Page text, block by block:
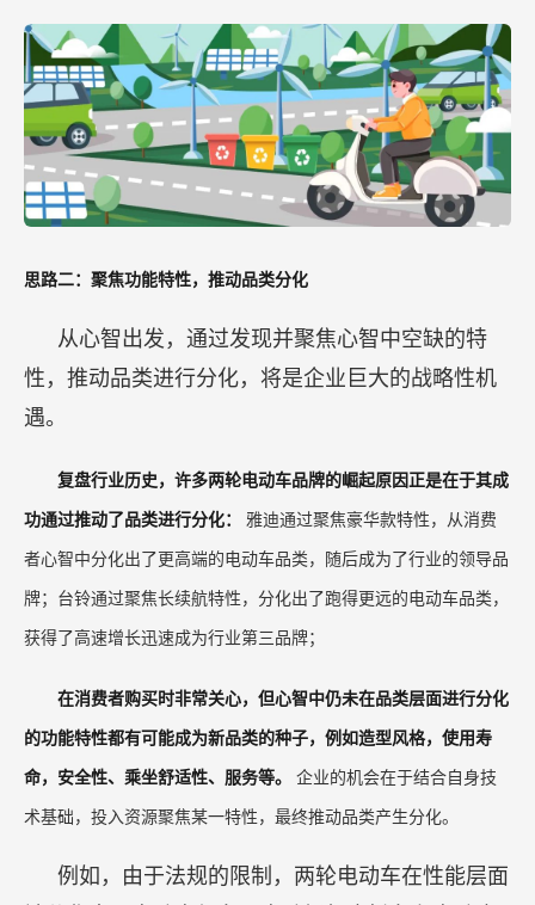
思路二：聚焦功能特性，推动品类分化
从心智出发，通过发现并聚焦心智中空缺的特
性，推动品类进行分化，将是企业巨大的战略性机
遇。
复盘行业历史，许多两轮电动车品牌的崛起原因正是在于其成
功通过推动了品类进行分化： 雅迪通过聚焦豪华款特性，从消费
者心智中分化出了更高端的电动车品类，随后成为了行业的领导品
牌；台铃通过聚焦长续航特性，分化出了跑得更远的电动车品类，
获得了高速增长迅速成为行业第三品牌；
在消费者购买时非常关心，但心智中仍未在品类层面进行分化
的功能特性都有可能成为新品类的种子，例如造型风格，使用寿
命，安全性、乘坐舒适性、服务等。 企业的机会在于结合自身技
术基础，投入资源聚焦某一特性，最终推动品类产生分化。
例如，由于法规的限制，两轮电动车在性能层面